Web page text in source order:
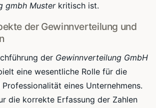
gmbh Musterkritisch ist.
der Gewinnverteilung und
der Gewinnverteilung GmbH
eine wesentliche Rolle für die
eines Unternehmens.
die korrekte Erfassung der Zahlen